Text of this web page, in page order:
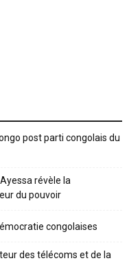
post parti congolais du
révèle la
du pouvoir
congolaises
des télécoms et de la